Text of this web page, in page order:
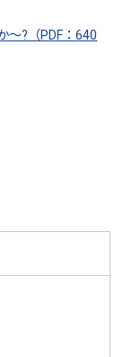
～?（PDF：640